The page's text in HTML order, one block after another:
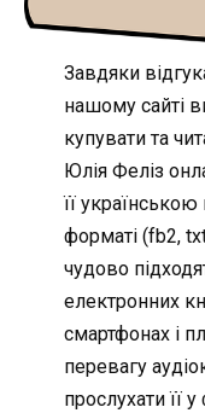
Завдяки
нашому сайті
купувати та
Юлія Феліз
її
форматі (fb2,
чудово
електронних
смартфонах і
перевагу
прослухати її